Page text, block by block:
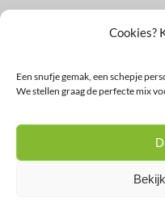
Cookies?
Een snufje gemak, een schepje
We stellen graag de perfecte mix